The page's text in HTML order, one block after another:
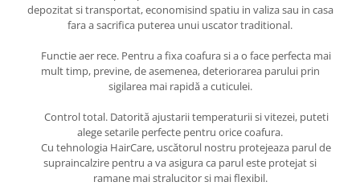
depozitat si transportat, economisind spatiu in valiza sau in casa
fara a sacrifica puterea unui uscator traditional.
Functie aer rece. Pentru a fixa coafura si a o face perfecta mai
mult timp, previne, de asemenea, deteriorarea parului prin
sigilarea mai rapidă a cuticulei.
Control total. Datorită ajustarii temperaturii si vitezei, puteti
alege setarile perfecte pentru orice coafura.
Cu tehnologia HairCare, uscătorul nostru protejeaza parul de
supraincalzire pentru a va asigura ca parul este protejat si
ramane mai stralucitor si mai flexibil.